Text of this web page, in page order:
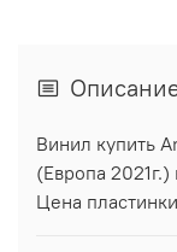
Винил купить
(Европа
Цена